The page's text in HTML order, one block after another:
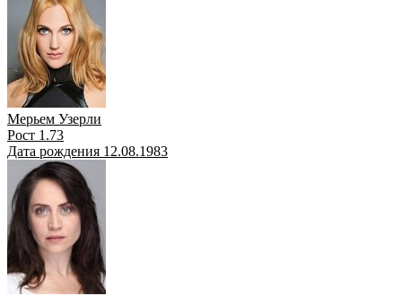
Мерьем Узерли
Рост 1.73
Дата рождения 12.08.1983